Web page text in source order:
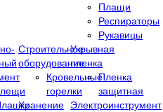
Плащи
Респираторы
Рукавицы
Строительное
оборудование
Кровельные
горелки
Укрывная
пленка
Пленка
защитная
Хранение
Электроинструмент